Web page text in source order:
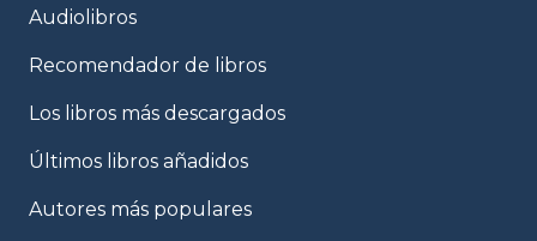
Audiolibros
Recomendador de libros
Los libros más descargados
Últimos libros añadidos
Autores más populares